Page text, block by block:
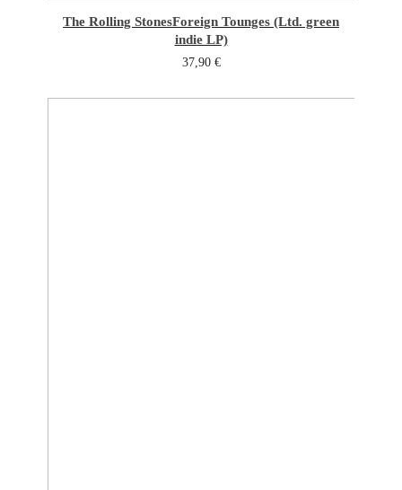
The Rolling StonesForeign Tounges (Ltd. green
indie LP)
37,90 €